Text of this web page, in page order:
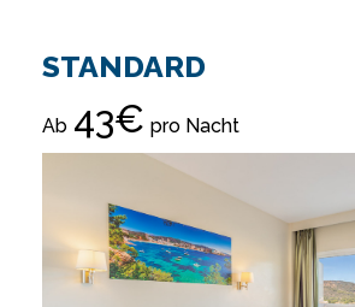
STANDARD
Ab 43€ pro Nacht